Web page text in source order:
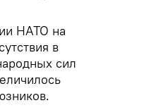
НАТО на
в
сил